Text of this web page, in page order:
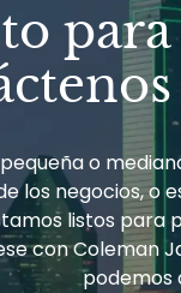
para
o
los negocios, o
listos para
con Coleman
podemos